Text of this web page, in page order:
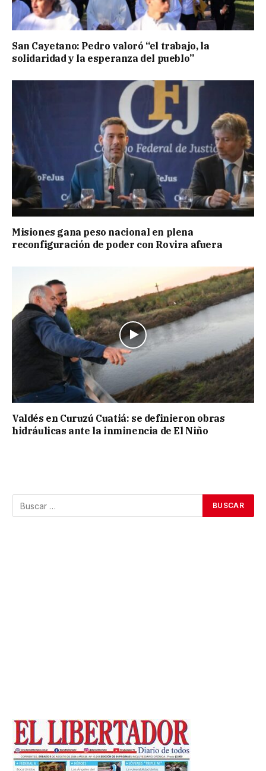
San Cayetano: Pedro valoró “el trabajo, la
solidaridad y la esperanza del pueblo”
Misiones gana peso nacional en plena
reconfiguración de poder con Rovira afuera
Valdés en Curuzú Cuatiá: se definieron obras
hidráulicas ante la inminencia de El Niño